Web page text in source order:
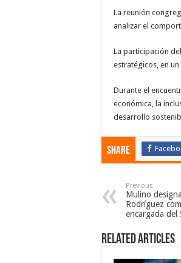
La reunión
analizar el
La participación
estratégicos, en
Durante el
económica, la
desarrollo
Share
Previous
Mulino
Rodríguez
encargada del
Related Articles